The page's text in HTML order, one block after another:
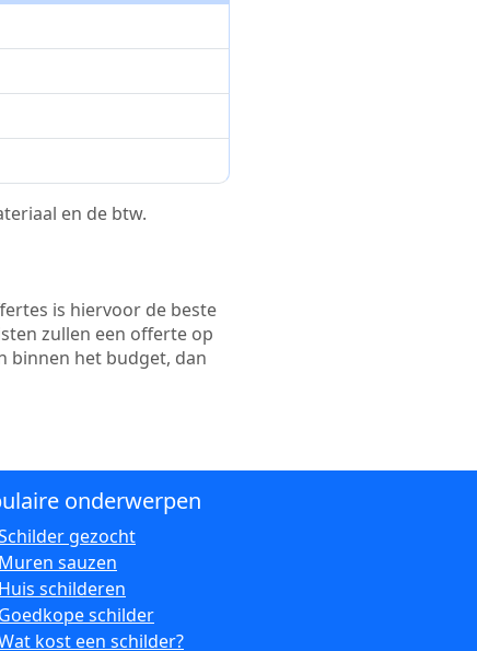
en de btw.
is hiervoor de beste
zullen een offerte op
binnen het budget, dan
onderwerpen
gezocht
Muren sauzen
Huis schilderen
Goedkope schilder
kost een schilder?